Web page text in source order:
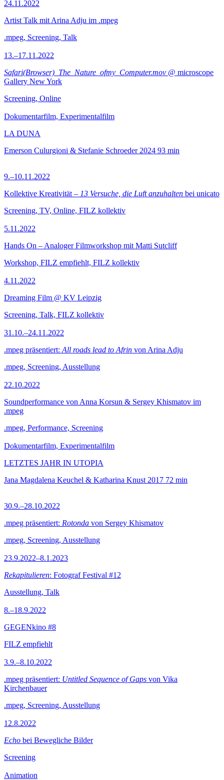
24.11.2022
Artist Talk mit Arina Adju im .mpeg
.mpeg, Screening, Talk
13.–17.11.2022
Safari(Browser)_The_Nature_ofmy_Computer.mov @ microscope
Gallery New York
Screening, Online
Dokumentarfilm, Experimentalfilm
LA DUNA
Emerson Culurgioni & Stefanie Schroeder 2024 93 min
9.–10.11.2022
Kollektive Kreativität – 13 Versuche, die Luft anzuhalten bei unicato
Screening, TV, Online, FILZ kollektiv
5.11.2022
Hands On – Analoger Filmworkshop mit Matti Sutcliff
Workshop, FILZ empfiehlt, FILZ kollektiv
4.11.2022
Dreaming Film @ KV Leipzig
Screening, Talk, FILZ kollektiv
31.10.–24.11.2022
.mpeg präsentiert: All roads lead to Afrin von Arina Adju
.mpeg, Screening, Ausstellung
22.10.2022
Soundperformance von Anna Korsun & Sergey Khismatov im
.mpeg
.mpeg, Performance, Screening
Dokumentarfilm, Experimentalfilm
LETZTES JAHR IN UTOPIA
Jana Magdalena Keuchel & Katharina Knust 2017 72 min
30.9.–28.10.2022
.mpeg präsentiert: Rotonda von Sergey Khismatov
.mpeg, Screening, Ausstellung
23.9.2022–8.1.2023
Rekapitulieren: Fotograf Festival #12
Ausstellung, Talk
8.–18.9.2022
GEGENkino #8
FILZ empfiehlt
3.9.–8.10.2022
.mpeg präsentiert: Untitled Sequence of Gaps von Vika
Kirchenbauer
.mpeg, Screening, Ausstellung
12.8.2022
Echo bei Bewegliche Bilder
Screening
Animation